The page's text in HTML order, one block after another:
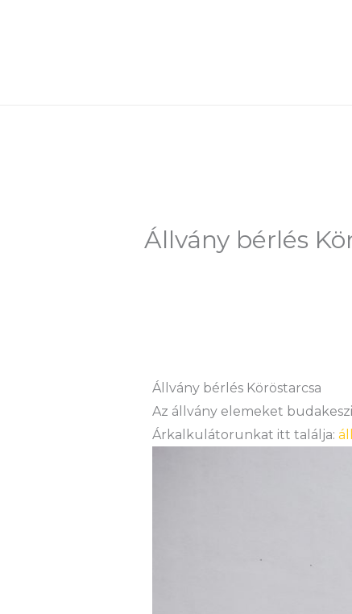
Állvány bérlés
Állvány bérlés Köröstarcsa
Az állvány elemeket
Árkalkulátorunkat itt találja: